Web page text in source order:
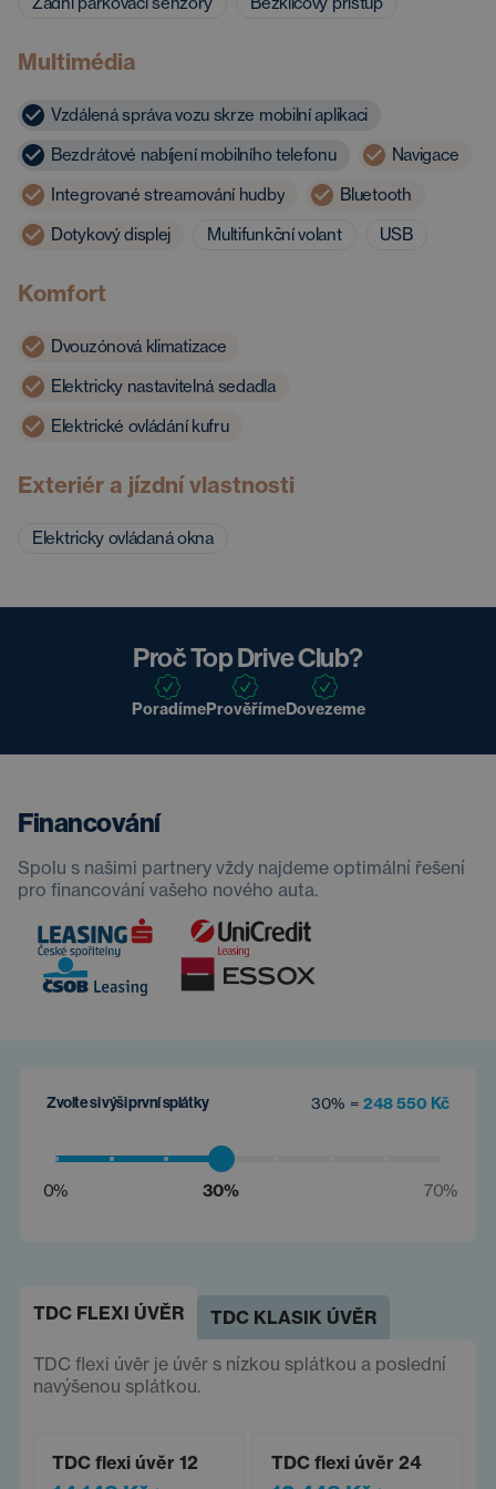
Multimédia
Vzdálená správa vozu skrze mobilní aplikaci
Bezdrátové nabíjení mobilního telefonu
Navigace
Integrované streamování hudby
Bluetooth
Dotykový displej
Multifunkční volant USB
Komfort
Dvouzónová klimatizace
Elektricky nastavitelná sedadla
Elektrické ovládání kufru
Exteriér a jízdní vlastnosti
Elektricky ovládaná okna
Proč Top Drive Club?
PoradímePrověřímeDovezeme
Financování
Spolu s našimi partnery vždy najdeme optimální řešení
pro financování vašeho nového auta.
Zvolte si výši první splátky 30% = 248 550 Kč
0% 30% 70%
TDC FLEXI ÚVĚR TDC KLASIK ÚVĚR
TDC flexi úvěr je úvěr s nízkou splátkou a poslední
navýšenou splátkou.
TDC flexi úvěr 12 TDC flexi úvěr 24